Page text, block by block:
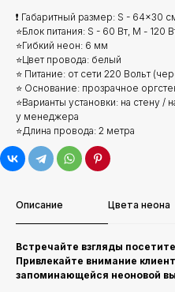
❗ Габаритный размер: S - 64x30
⭐Блок питания: S - 60 Вт, М - 120
⭐Гибкий неон: 6 мм
⭐Цвет провода: белый
⭐ Питание: от сети 220 Вольт
⭐ Основание: прозрачное
⭐Варианты установки: на стену /
у менеджера
⭐Длина провода: 2 метра
Описание Цвета неона
Встречайте взгляды
Привлекайте внимание
запоминающейся неоновой